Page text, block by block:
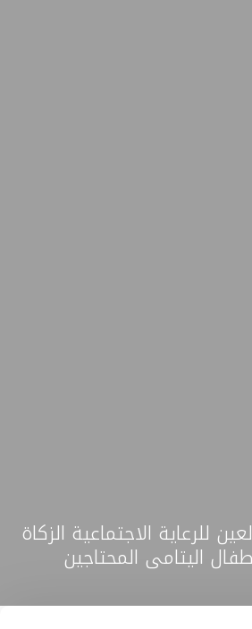
للرعاية الاجتماعية الزكاة
اليتامى المحتاجين